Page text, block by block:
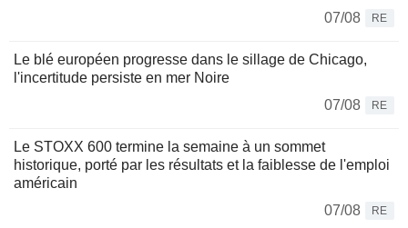
07/08
RE
Le blé européen progresse dans le sillage de Chicago,
l'incertitude persiste en mer Noire
07/08
RE
Le STOXX 600 termine la semaine à un sommet
historique, porté par les résultats et la faiblesse de l'emploi
américain
07/08
RE